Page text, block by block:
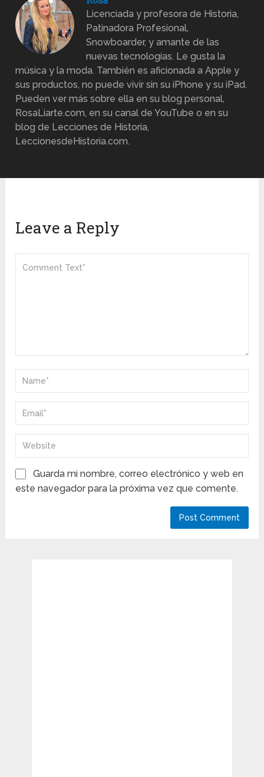
Licenciada y profesora de Historia,
Patinadora Profesional,
Snowboarder, y amante de las
nuevas tecnologías. Le gusta la
música y la moda. También es aficionada a Apple y
sus productos, no puede vivir sin su iPhone y su iPad.
Pueden ver más sobre ella en su blog personal,
RosaLiarte.com, en su canal de YouTube o en su
blog de Lecciones de Historia,
LeccionesdeHistoria.com.
Leave a Reply
Guarda mi nombre, correo electrónico y web en
este navegador para la próxima vez que comente.